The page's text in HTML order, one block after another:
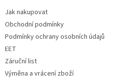
Jak nakupovat
Obchodní podmínky
Podmínky ochrany osobních údajů
EET
Záruční list
Výměna a vrácení zboží